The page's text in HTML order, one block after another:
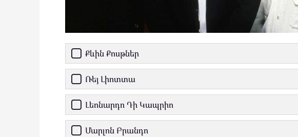
Քևին Քոսթներ
Ռեյ Լիոտտա
Լեոնարդո Դի Կապրիո
Մարլոն Բրանդո